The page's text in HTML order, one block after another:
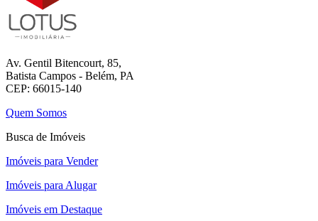
Av. Gentil Bitencourt, 85,
Batista Campos - Belém, PA
CEP: 66015-140
Quem Somos
Busca de Imóveis
Imóveis para Vender
Imóveis para Alugar
Imóveis em Destaque